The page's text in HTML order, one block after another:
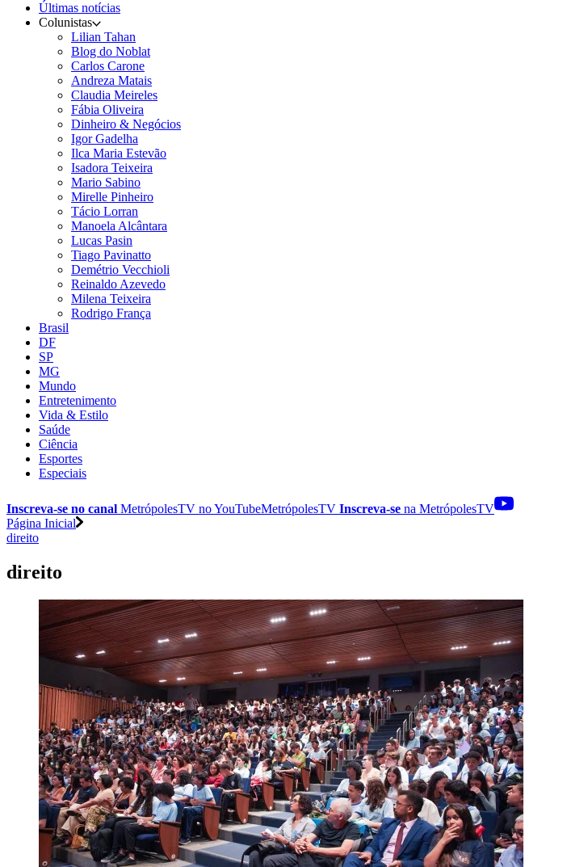
Últimas notícias
Colunistas
Lilian Tahan
Blog do Noblat
Carlos Carone
Andreza Matais
Claudia Meireles
Fábia Oliveira
Dinheiro & Negócios
Igor Gadelha
Ilca Maria Estevão
Isadora Teixeira
Mario Sabino
Mirelle Pinheiro
Tácio Lorran
Manoela Alcântara
Lucas Pasin
Tiago Pavinatto
Demétrio Vecchioli
Reinaldo Azevedo
Milena Teixeira
Rodrigo França
Brasil
DF
SP
MG
Mundo
Entretenimento
Vida & Estilo
Saúde
Ciência
Esportes
Especiais
Inscreva-se no canal MetrópolesTV noYouTubeMetrópolesTV Inscreva-se na MetrópolesTV
Página Inicial
direito
direito